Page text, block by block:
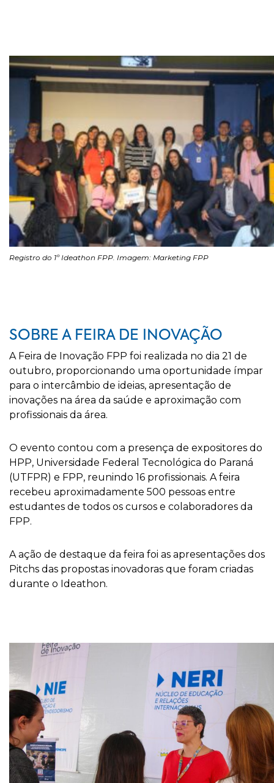
Registro do 1º Ideathon FPP. Imagem: Marketing FPP
SOBRE A FEIRA DE INOVAÇÃO
A Feira de Inovação FPP foi realizada no dia 21 de
outubro, proporcionando uma oportunidade ímpar
para o intercâmbio de ideias, apresentação de
inovações na área da saúde e aproximação com
profissionais da área.
O evento contou com a presença de expositores do
HPP, Universidade Federal Tecnológica do Paraná
(UTFPR) e FPP, reunindo 16 profissionais. A feira
recebeu aproximadamente 500 pessoas entre
estudantes de todos os cursos e colaboradores da
FPP.
A ação de destaque da feira foi as apresentações dos
Pitchs das propostas inovadoras que foram criadas
durante o Ideathon.